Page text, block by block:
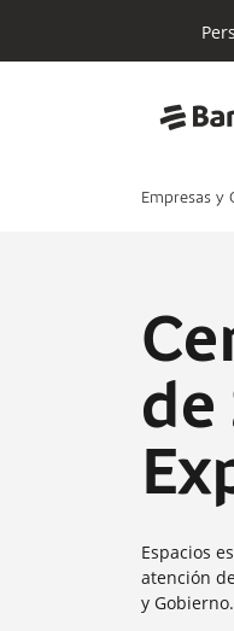
Empresas y
de
Espacios
atención
y Gobierno.